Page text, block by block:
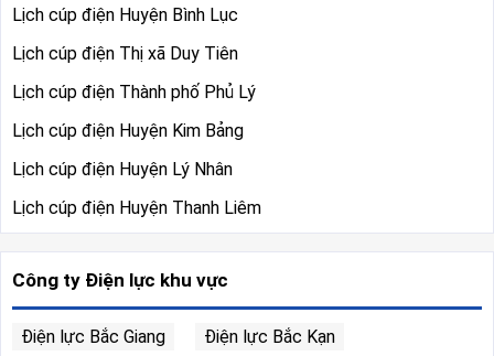
Lịch cúp điện Huyện Bình Lục
Lịch cúp điện Thị xã Duy Tiên
Lịch cúp điện Thành phố Phủ Lý
Lịch cúp điện Huyện Kim Bảng
Lịch cúp điện Huyện Lý Nhân
Lịch cúp điện Huyện Thanh Liêm
Công ty Điện lực khu vực
Điện lực Bắc Giang Điện lực Bắc Kạn